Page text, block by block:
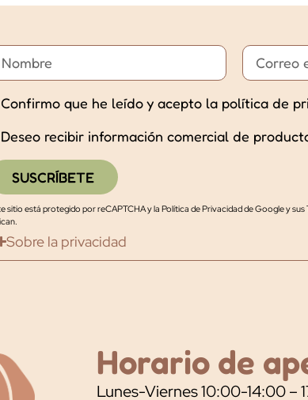
Confirmo que he leído y acepto la política de
Deseo recibir información comercial de
SUSCRÍBETE
sitio está protegido por reCAPTCHA y la Política de Privacidad de Googleysus
Sobre la privacidad
Horario de
Lunes-Viernes 10:00-14:00 –